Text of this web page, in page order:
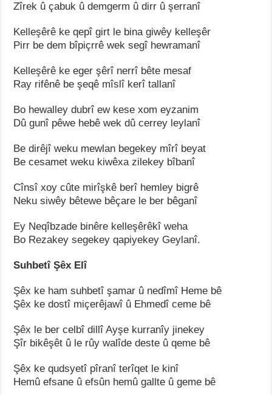
Zîrek û çabuk û demgerm û dirr û şerranî
Kelleşêrê ke qepî girt le bina giwêy kelleşêr
Pirr be dem bîpiçrrê wek segî hewramanî
Kelleşêrê ke eger şêrî nerrî bête mesaf
Ray rifênê be şeqê mîslî kerî tallanî
Bo hewalley dubrî ew kese xom eyzanim
Dû gunî pêwe hebê wek dû cerrey leylanî
Be dirêjî weku mewlan begekey mîrî beyat
Be cesamet weku kiwêxa zilekey bîbanî
Cînsî xoy cûte mirîşkê berî hemley bigrê
Neku siwêy bêtewe bêçare le ber bêganî
Ey Neqîbzade binêre kelleşêrêkî weha
Bo Rezakey segekey qapiyekey Geylanî.
Suhbetî Şêx Elî
Şêx ke ham suhbetî şamar û nedîmî Heme bê
Şêx ke dostî miçerêjawî û Ehmedî ceme bê
Şêx le ber celbî dillî Ayşe kurranîy jinekey
Şîr bikêşêt û le rûy walîde deste û qeme bê
Şêx ke qudsyetî pîranî terîqet le kinî
Hemû efsane û efsûn hemû gallte û geme bê